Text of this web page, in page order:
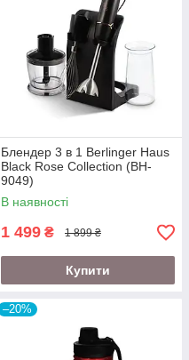
Блендер 3 в 1 Berlinger Haus
Black Rose Collection (BH-
9049)
В наявності
1 499 ₴ 1 899 ₴
Купити
–20%